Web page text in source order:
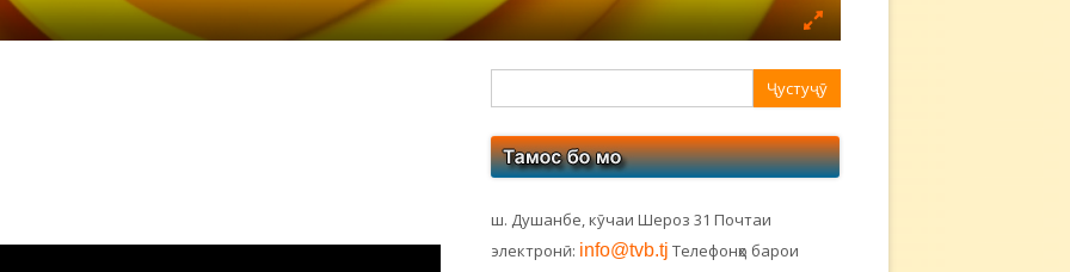
боковая
ш. Душанбе, кӯчаи Шероз 31 Почтаи
электронӣ: info@tvb.tj Телефонҳо барои